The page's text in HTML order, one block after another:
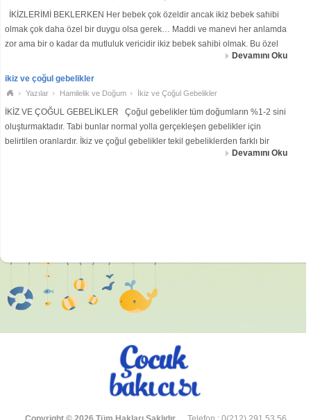
İKİZLERİMİ BEKLERKEN Her bebek çok özeldir ancak ikiz bebek sahibi
olmak çok daha özel bir duygu olsa gerek… Maddi ve manevi her anlamda
zor ama bir o kadar da mutluluk vericidir ikiz bebek sahibi olmak. Bu özel
bebeklerin de çok özel ve ikiye katlanmış bir bakıma ihtiyaçları vardır. İ
Devamını Oku
ikiz ve çoğul gebelikler
Yazılar Hamilelik ve Doğum İkiz ve Çoğul Gebelikler
İKİZ VE ÇOĞUL GEBELİKLER Çoğul gebelikler tüm doğumların %1-2 sini
oluşturmaktadır. Tabi bunlar normal yolla gerçekleşen gebelikler için
belirtilen oranlardır. İkiz ve çoğul gebelikler tekil gebeliklerden farklı bir
sürece sahip değillerdir, ancak anne adaylarının daha iyi beslenmeleri ve faz
Devamını Oku